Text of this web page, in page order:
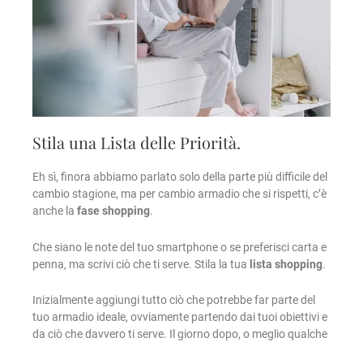
Stila una Lista delle Priorità.
Eh sì, finora abbiamo parlato solo della parte più difficile del
cambio stagione, ma per cambio armadio che si rispetti, c’è
anche la fase shopping.
Che siano le note del tuo smartphone o se preferisci carta e
penna, ma scrivi ciò che ti serve. Stila la tua lista shopping.
Inizialmente aggiungi tutto ciò che potrebbe far parte del
tuo armadio ideale, ovviamente partendo dai tuoi obiettivi e
da ciò che davvero ti serve. Il giorno dopo, o meglio qualche